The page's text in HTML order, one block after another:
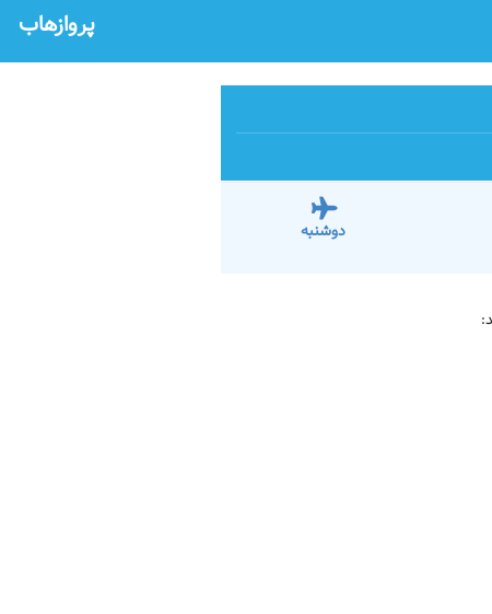
پروازهاب
دوشنبه